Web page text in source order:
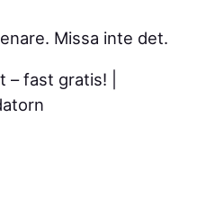
Missa inte det.
– fast gratis!